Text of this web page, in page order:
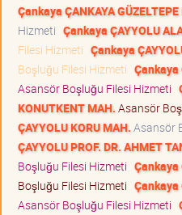
Çankaya ÇANKAYA
Hizmeti Çankaya ÇAYYOLU
Filesi Hizmeti Çankaya
Boşluğu Filesi Hizmeti Çankaya
Asansör Boşluğu Filesi Hizmeti
KONUTKENT MAH. Asansör
ÇAYYOLU KORU MAH. Asansör
ÇAYYOLU PROF. DR. AHMET
Boşluğu Filesi Hizmeti Çankaya
Boşluğu Filesi Hizmeti Çankaya
Asansör Boşluğu Filesi Hizmeti